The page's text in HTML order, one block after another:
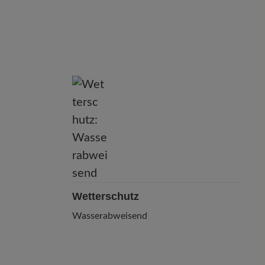
Wetterschutz
Wasserabweisend